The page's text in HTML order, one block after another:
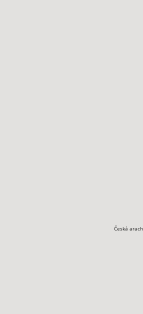
Česká